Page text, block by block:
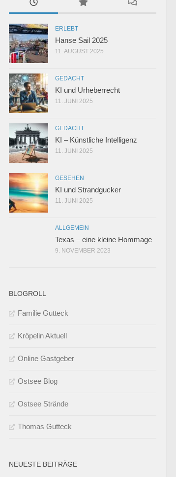
ERLEBT
Hanse Sail 2025
11. AUGUST 2025
GEDACHT
KI und Urheberrecht
11. JUNI 2025
GEDACHT
KI – Künstliche Intelligenz
11. JUNI 2025
GESEHEN
KI und Strandgucker
11. JUNI 2025
ALLGEMEIN
Texas – eine kleine Hommage
9. NOVEMBER 2023
BLOGROLL
Familie Gutteck
Kröpelin Aktuell
Online Gastgeber
Ostsee Blog
Ostsee Strände
Thomas Gutteck
NEUESTE BEITRÄGE